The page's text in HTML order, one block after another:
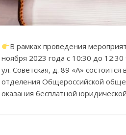
В рамках проведения
ноября 2023 года с 10:30 до
ул. Советская, д. 89 «А»
отделения Общероссийской
оказания бесплатной